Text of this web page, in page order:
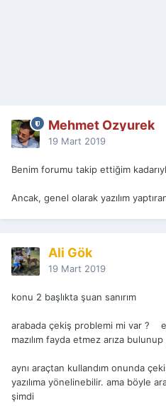
Mehmet Ozyurek
19 Mart 2019
Benim forumu takip ettiğim
Ancak, genel olarak yazılım
Ali Gök
19 Mart 2019
konu 2 başlıkta şuan sanırım
arabada çekiş problemi mi var ?
mazılım fayda etmez arıza
aynı araçtan kullandım onunda
yazılıma yönelinebilir. ama böyle
şimdi